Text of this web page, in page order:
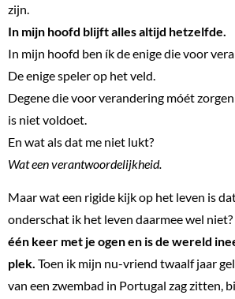
zijn.
In mijn hoofd blijft alles altijd hetzelfde.
In mijn hoofd ben ík de enige die voor
De enige speler op het veld.
Degene die voor verandering móét
is niet voldoet.
En wat als dat me niet lukt?
Wat een verantwoordelijkheid.
Maar wat een rigide kijk op het leven is
onderschat ik het leven daarmee wel niet?
één keer met je ogen en is de wereld
plek. Toen ik mijn nu-vriend twaalf jaar
van een zwembad in Portugal zag zitten,